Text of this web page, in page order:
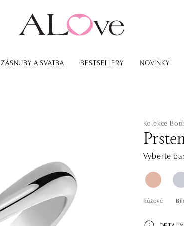
ZÁSNUBY A SVATBA BESTSELLERY NOVINKY
Kolekce
Vyberte
Růžové